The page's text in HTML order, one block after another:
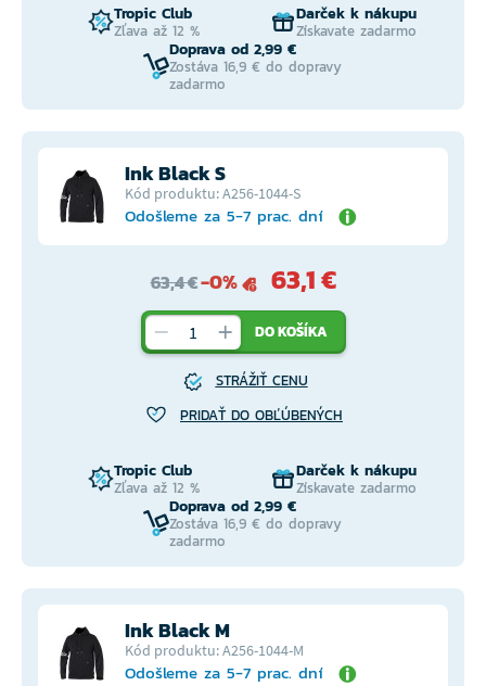
Tropic Club
Zľava až 12 %
Darček k nákupu
Získavate zadarmo
Doprava od 2,99 €
Zostáva 16,9 € do dopravy
zadarmo
Ink Black S
Kód produktu: A256-1044-S
Odošleme za 5-7 prac. dní
63,4 €-0% 63,1 €
DO KOŠÍKA
STRÁŽIŤ CENU
PRIDAŤ DO OBĽÚBENÝCH
Tropic Club
Zľava až 12 %
Darček k nákupu
Získavate zadarmo
Doprava od 2,99 €
Zostáva 16,9 € do dopravy
zadarmo
Ink Black M
Kód produktu: A256-1044-M
Odošleme za 5-7 prac. dní